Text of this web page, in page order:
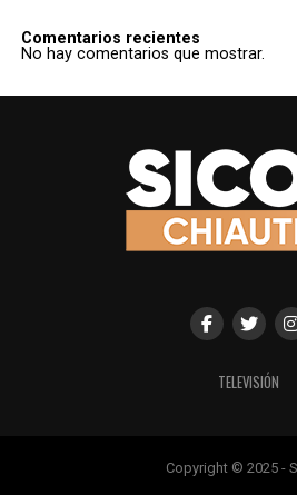
Comentarios recientes
No hay comentarios que mostrar.
TELEVISIÓN
Copyright © 2025 -